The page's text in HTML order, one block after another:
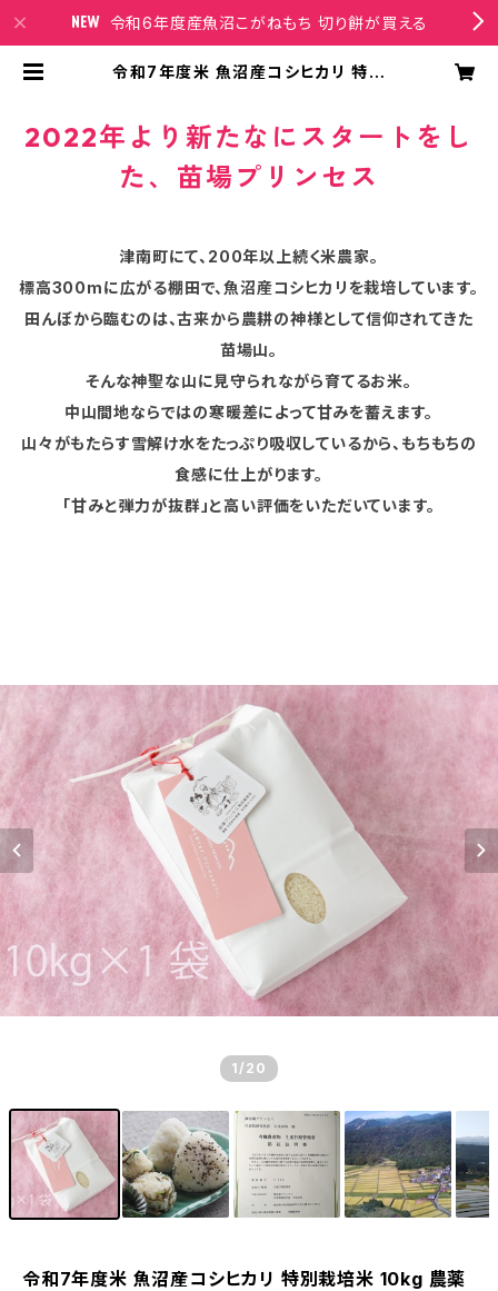
令和6年度産魚沼こがねもち 切り餅が買える
令和7年度米 魚沼産コシヒカリ 特別
ラインショップ
2022年より新たなにスタートをし
た、苗場プリンセス
津南町にて、200年以上続く米農家。
標高300mに広がる棚田で、魚沼産コシヒカリを栽培しています。
田んぼから臨むのは、古来から農耕の神様として信仰されてきた
苗場山。
そんな神聖な山に見守られながら育てるお米。
中山間地ならではの寒暖差によって甘みを蓄えます。
山々がもたらす雪解け水をたっぷり吸収しているから、もちもちの
食感に仕上がります。
「甘みと弾力が抜群」と高い評価をいただいています。
1 /20
令和7年度米 魚沼産コシヒカリ 特別栽培米 10kg 農薬